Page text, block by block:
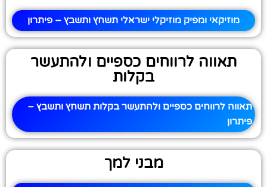
מוזיקאי ומפיק מוזיקלי ישראלי תשחץ ותשבץ – פיתרון
תאווה לרווחים כספיים ולהתעשר
בקלות
תאווה לרווחים כספיים ולהתעשר בקלות תשחץ ותשבץ –
פיתרון
מבני למך